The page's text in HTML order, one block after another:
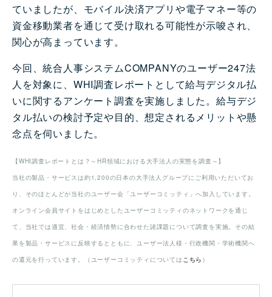
ていましたが、モバイル決済アプリや電子マネー等の
資金移動業者を通じて受け取れる可能性が示唆され、
関心が高まっています。
今回、統合人事システムCOMPANYのユーザー247法
人を対象に、WHI調査レポートとして給与デジタル払
いに関するアンケート調査を実施しました。給与デジ
タル払いの検討予定や目的、想定されるメリットや懸
念点を伺いました。
【WHI調査レポートとは？～HR領域における大手法人の実態を調査～】
当社の製品・サービスは約1,200の日本の大手法人グループにご利用いただいてお
り、そのほとんどが当社のユーザー会「ユーザーコミッティ」へ加入しています。
オンライン会員サイトをはじめとしたユーザーコミッティのネットワークを通じ
て、当社では適宜、社会・経済情勢に合わせた諸課題について調査を実施。その結
果を製品・サービスに反映するとともに、ユーザー法人様・行政機関・学術機関へ
の還元を行っています。（ユーザーコミッティについては こちら ）